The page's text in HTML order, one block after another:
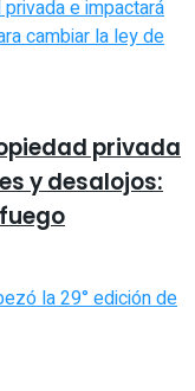
privada
y desalojos: